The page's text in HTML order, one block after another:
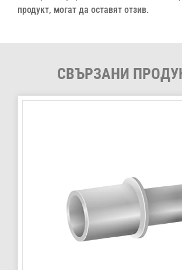
продукт, могат да оставят отзив.
СВЪРЗАНИ